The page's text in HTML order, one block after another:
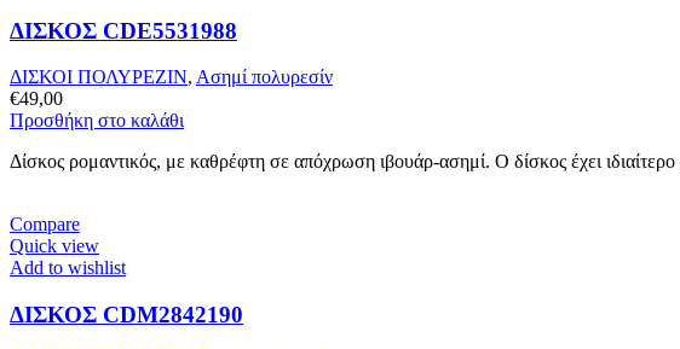
ΔΙΣΚΟΣ CDE5531988
ΔΙΣΚΟΙ ΠΟΛΥΡΕΖΙΝ, Ασημί πολυρεσίν
€49,00
Προσθήκη στο καλάθι
Δίσκος ρομαντικός, με καθρέφτη σε απόχρωση ιβουάρ-ασημί. Ο δίσκος έχει
Compare
Quick view
Add to wishlist
ΔΙΣΚΟΣ CDM2842190